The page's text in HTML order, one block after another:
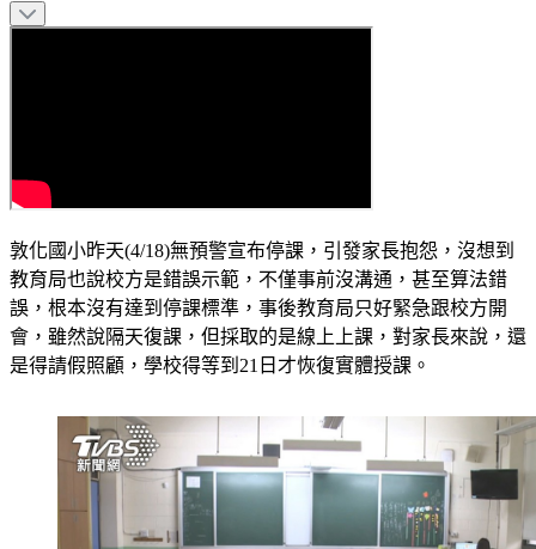
敦化國小昨天(4/18)無預警宣布停課，引發家長抱怨，沒想到
教育局也說校方是錯誤示範，不僅事前沒溝通，甚至算法錯
誤，根本沒有達到停課標準，事後教育局只好緊急跟校方開
會，雖然說隔天復課，但採取的是線上上課，對家長來說，還
是得請假照顧，學校得等到21日才恢復實體授課。